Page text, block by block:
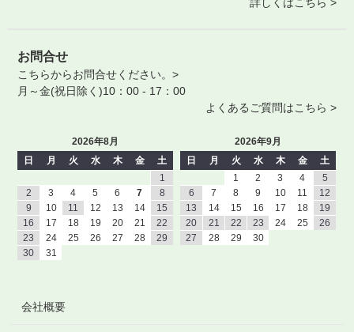
お問合せ
こちらからお問合せください。>
月～金(祝日除く)10：00 - 17：00
よくあるご質問はこちら >
2026年8月
日
月 火 水 木 金
土
1
2
3 4 5 6 7
8
9
10 11 12 13 14
15
16
17 18 19 20 21
22
23
24 25 26 27 28
29
30
31
2026年9月
日
月 火 水 木 金
土
1
2 3 4
5
6
7 8 9 10 11
12
13
14 15 16 17 18
19
20
21 22 23 24 25
26
27
28 29 30
会社概要